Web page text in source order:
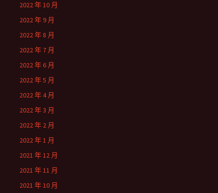
2022 年 10 月
2022 年 9 月
2022 年 8 月
2022 年 7 月
2022 年 6 月
2022 年 5 月
2022 年 4 月
2022 年 3 月
2022 年 2 月
2022 年 1 月
2021 年 12 月
2021 年 11 月
2021 年 10 月